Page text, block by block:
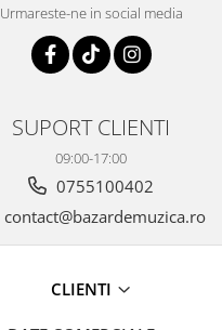
Urmareste-ne in social media
SUPORT CLIENTI
09:00-17:00
0755100402
contact@bazardemuzica.ro
CLIENTI